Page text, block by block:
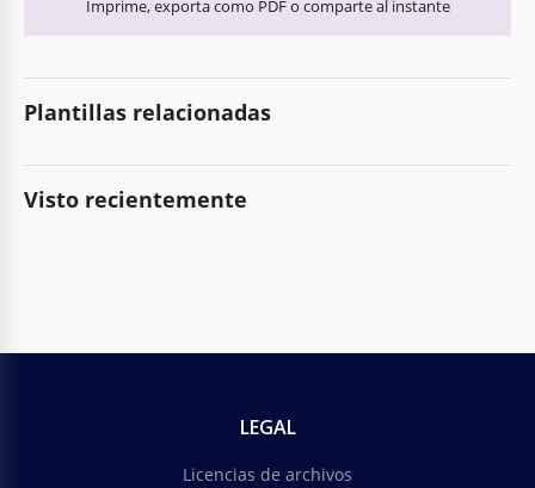
Imprime, exporta como PDF o comparte al instante
Plantillas relacionadas
Visto recientemente
LEGAL
Licencias de archivos